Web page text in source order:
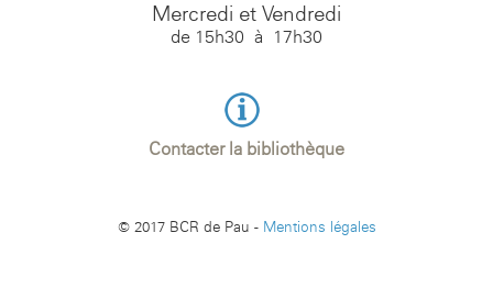
Envoyer une copie à votre adresse
Mercredi et Vendredi
de 15h30 à 17h30
Contacter la bibliothèque
© 2017 BCR de Pau - Mentions légales